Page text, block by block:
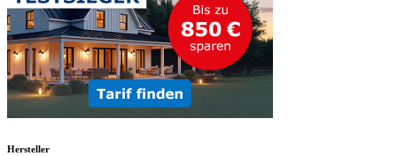
Hersteller